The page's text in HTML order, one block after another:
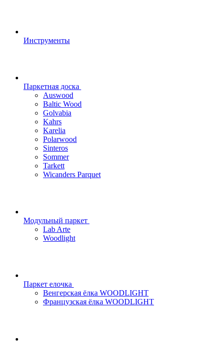
Инструменты
Паркетная доска
Auswood
Baltic Wood
Golvabia
Kahrs
Karelia
Polarwood
Sinteros
Sommer
Tarkett
Wicanders Parquet
Модульный паркет
Lab Arte
Woodlight
Паркет елочка
Венгерская ёлка WOODLIGHT
Французская ёлка WOODLIGHT